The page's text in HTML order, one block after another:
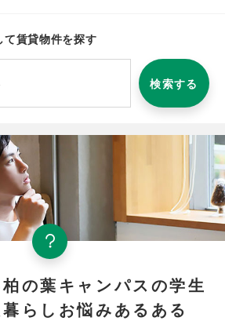
賃貸物件を探す
検索する
の葉キャンパスの学生
らしお悩みあるある